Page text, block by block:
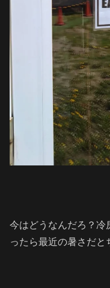
今はどうなんだろ？冷
ったら最近の暑さだ